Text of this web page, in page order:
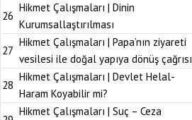
26
Hikmet Çalışmaları | Dinin
Kurumsallaştırılması
27
Hikmet Çalışmaları | Papa’nın ziyareti
vesilesi ile doğal yapıya dönüş çağrısı
28
Hikmet Çalışmaları | Devlet Helal-
Haram Koyabilir mi?
Hikmet Çalışmaları | Suç – Ceza